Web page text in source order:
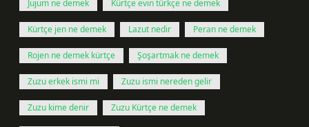
Jujum ne demek Kürtçe evin türkçe ne demek
Kürtçe jen ne demek Lazut nedir Peran ne demek
Rojen ne demek kürtçe Şoşartmak ne demek
Zuzu erkek ismi mi Zuzu ismi nereden gelir
Zuzu kime denir Zuzu Kürtçe ne demek